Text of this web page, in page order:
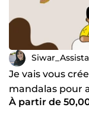
Je vais vous
mandalas pour
À partir de